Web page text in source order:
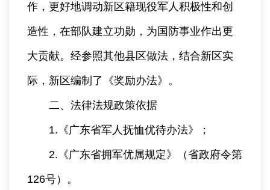
作，更好地调动新区籍现役军人积极性和创
造性，在部队建立功勋，为国防事业作出更
大贡献。经参照其他县区做法，结合新区实
际，新区编制了《奖励办法》。
二、法律法规政策依据
1.《广东省军人抚恤优待办法》；
2.《广东省拥军优属规定》（省政府令第
126号）。